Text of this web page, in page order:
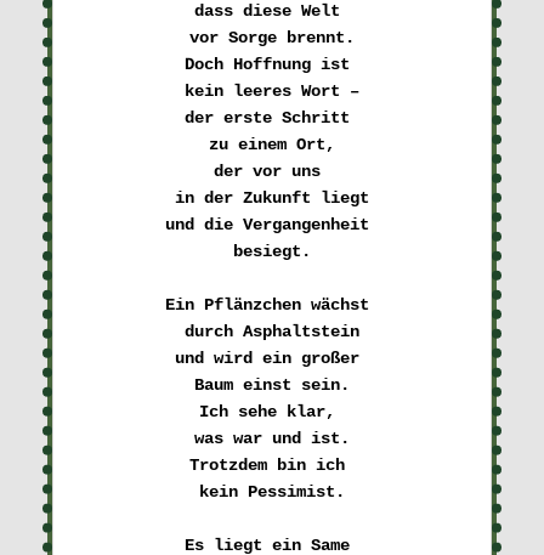
dass diese Welt
vor Sorge brennt.
Doch Hoffnung ist
kein leeres Wort –
der erste Schritt
zu einem Ort,
der vor uns
in der Zukunft liegt
und die Vergangenheit
besiegt.
Ein Pflänzchen wächst
durch Asphaltstein
und wird ein großer
Baum einst sein.
Ich sehe klar,
was war und ist.
Trotzdem bin ich
kein Pessimist.
Es liegt ein Same